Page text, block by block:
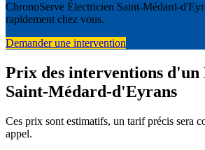
ChronoServe Électricien Saint-Médard-
rapidement chez vous.
Demander une intervention
Prix des interventions d'un
Saint-Médard-d'Eyrans
Ces prix sont estimatifs, un tarif précis sera
appel.